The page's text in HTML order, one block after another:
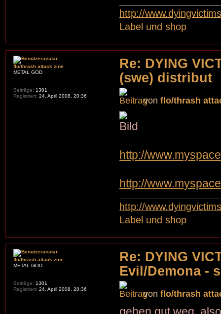
http://
Label und shop
Re: DYING
(swe) distribut
vonflo/thrash
http://
http://
http://
Label und shop
flo/thrash attack zine
METAL GOD
Beiträge: 1301
Registriert: 24. April 2008, 20:36
Re: DYING
Evil/Demona -
vonflo/thrash
flo/thrash attack zine
METAL GOD
Beiträge: 1301
Registriert: 24. April 2008, 20:36